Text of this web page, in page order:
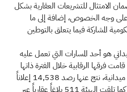
الامتثال للتشريعات العقارية بشكل
على وجه الخصوص، إضافة إلى ما
المشاركة فيما يتعلق بالتوطين
هو أحد المسارات التي تعمل عليه
فرقها الرقابية خلال الفترة ذاتها
بتنفيذ 14,430 عملية رقابية ميدانية، نتج عنها رصد 14,538 إعلاناً
عقارياً مخالفاً بالأماكن العامة، كما تلقت الهيئة 511 بلاغاً عقارياً عبر